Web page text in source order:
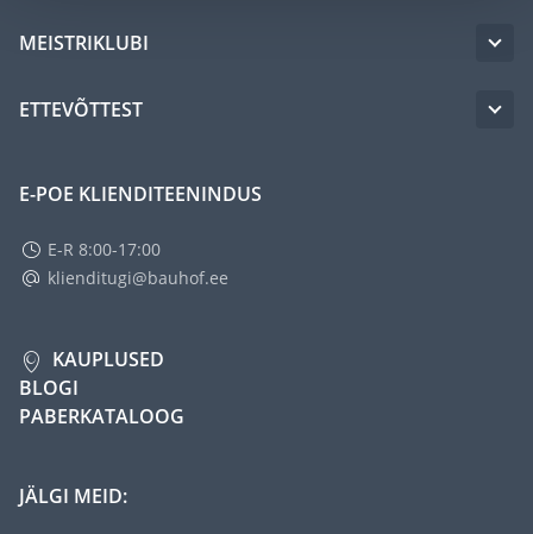
MEISTRIKLUBI
ETTEVÕTTEST
E-POE KLIENDITEENINDUS
E-R 8:00-17:00
klienditugi@bauhof.ee
KAUPLUSED
BLOGI
PABERKATALOOG
JÄLGI MEID: